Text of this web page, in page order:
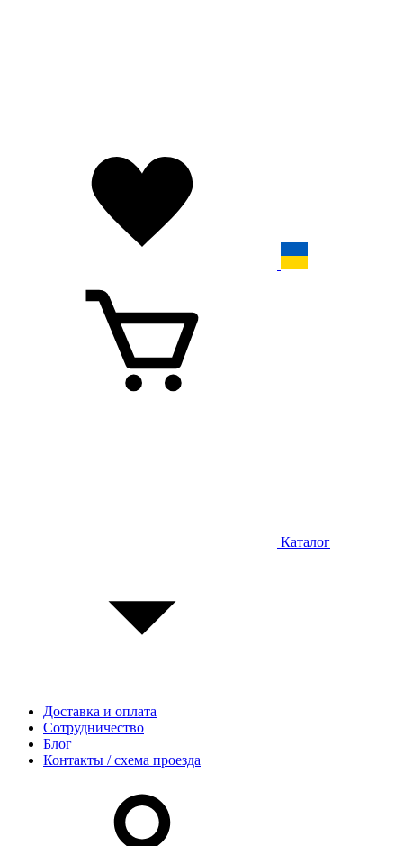
Каталог
Доставка и оплата
Сотрудничество
Блог
Контакты / схема проезда